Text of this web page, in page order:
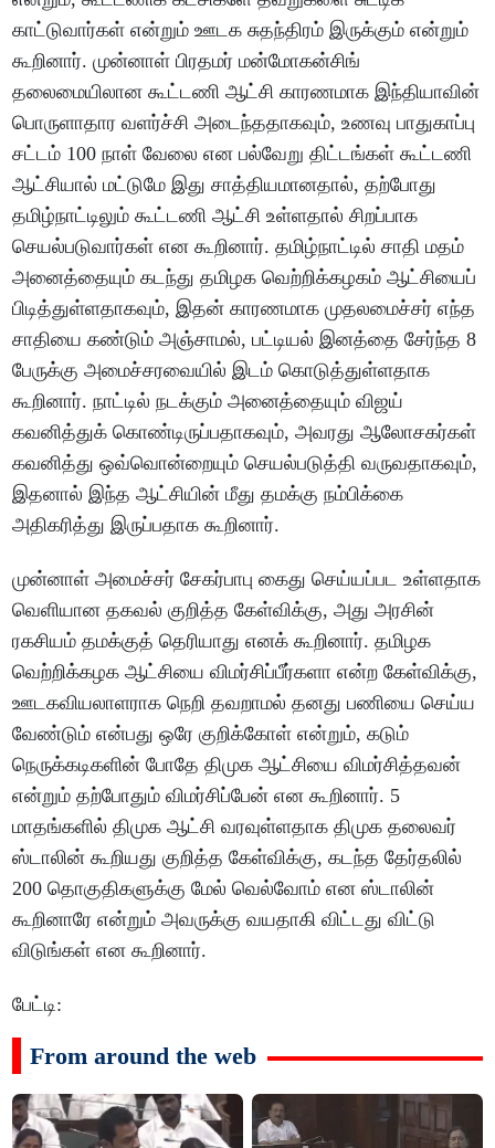
காட்டுவார்கள் என்றும் ஊடக சுதந்திரம் இருக்கும் என்றும்
கூறினார். முன்னாள் பிரதமர் மன்மோகன்சிங்
தலைமையிலான கூட்டணி ஆட்சி காரணமாக இந்தியாவின்
பொருளாதார வளர்ச்சி அடைந்ததாகவும், உணவு பாதுகாப்பு
சட்டம் 100 நாள் வேலை என பல்வேறு திட்டங்கள் கூட்டணி
ஆட்சியால் மட்டுமே இது சாத்தியமானதால், தற்போது
தமிழ்நாட்டிலும் கூட்டணி ஆட்சி உள்ளதால் சிறப்பாக
செயல்படுவார்கள் என கூறினார். தமிழ்நாட்டில் சாதி மதம்
அனைத்தையும் கடந்து தமிழக வெற்றிக்கழகம் ஆட்சியைப்
பிடித்துள்ளதாகவும், இதன் காரணமாக முதலமைச்சர் எந்த
சாதியை கண்டும் அஞ்சாமல், பட்டியல் இனத்தை சேர்ந்த 8
பேருக்கு அமைச்சரவையில் இடம் கொடுத்துள்ளதாக
கூறினார். நாட்டில் நடக்கும் அனைத்தையும் விஜய்
கவனித்துக் கொண்டிருப்பதாகவும், அவரது ஆலோசகர்கள்
கவனித்து ஒவ்வொன்றையும் செயல்படுத்தி வருவதாகவும்,
இதனால் இந்த ஆட்சியின் மீது தமக்கு நம்பிக்கை
அதிகரித்து இருப்பதாக கூறினார்.
முன்னாள் அமைச்சர் சேகர்பாபு கைது செய்யப்பட உள்ளதாக
வெளியான தகவல் குறித்த கேள்விக்கு, அது அரசின்
ரகசியம் தமக்குத் தெரியாது எனக் கூறினார். தமிழக
வெற்றிக்கழக ஆட்சியை விமர்சிப்பீர்களா என்ற கேள்விக்கு,
ஊடகவியலாளராக நெறி தவறாமல் தனது பணியை செய்ய
வேண்டும் என்பது ஒரே குறிக்கோள் என்றும், கடும்
நெருக்கடிகளின் போதே திமுக ஆட்சியை விமர்சித்தவன்
என்றும் தற்போதும் விமர்சிப்பேன் என கூறினார். 5
மாதங்களில் திமுக ஆட்சி வரவுள்ளதாக திமுக தலைவர்
ஸ்டாலின் கூறியது குறித்த கேள்விக்கு, கடந்த தேர்தலில்
200 தொகுதிகளுக்கு மேல் வெல்வோம் என ஸ்டாலின்
கூறினாரே என்றும் அவருக்கு வயதாகி விட்டது விட்டு
விடுங்கள் என கூறினார்.
பேட்டி:
From around the web